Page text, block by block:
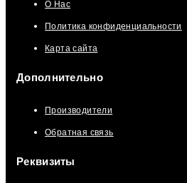
О Нас
Политика конфиденциальности
Карта сайта
Дополнительно
Производители
Обратная связь
Реквизиты